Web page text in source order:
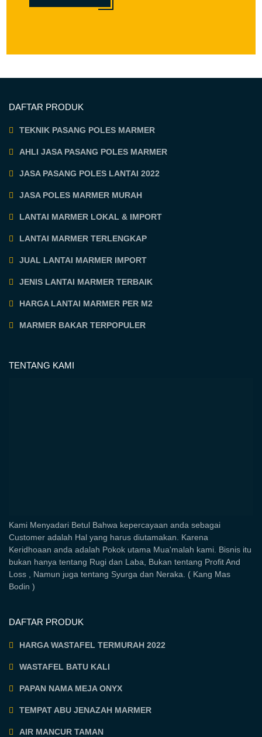
DAFTAR PRODUK
TEKNIK PASANG POLES MARMER
AHLI JASA PASANG POLES MARMER
JASA PASANG POLES LANTAI 2022
JASA POLES MARMER MURAH
LANTAI MARMER LOKAL & IMPORT
LANTAI MARMER TERLENGKAP
JUAL LANTAI MARMER IMPORT
JENIS LANTAI MARMER TERBAIK
HARGA LANTAI MARMER PER M2
MARMER BAKAR TERPOPULER
TENTANG KAMI
Kami Menyadari Betul Bahwa kepercayaan anda sebagai
Customer adalah Hal yang harus diutamakan. Karena
Keridhoaan anda adalah Pokok utama Mua'malah kami. Bisnis itu
bukan hanya tentang Rugi dan Laba, Bukan tentang Profit And
Loss , Namun juga tentang Syurga dan Neraka. ( Kang Mas
Bodin )
DAFTAR PRODUK
HARGA WASTAFEL TERMURAH 2022
WASTAFEL BATU KALI
PAPAN NAMA MEJA ONYX
TEMPAT ABU JENAZAH MARMER
AIR MANCUR TAMAN